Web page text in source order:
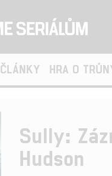
ČLÁNKY HRA O
Sully:
Hudson